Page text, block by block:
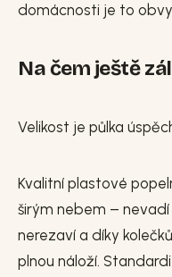
domácnosti je to
Na čem ještě
Velikost je půlka
Kvalitní plastové
širým nebem –
nerezaví a díky
plnou náloží.